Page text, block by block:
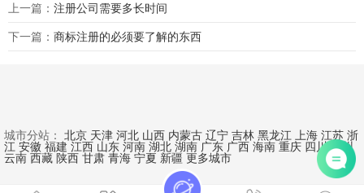
上一篇： 注册公司需要多长时间
下一篇： 商标注册的必须要了解的东西
城市分站： 北京 天津 河北 山西 内蒙古 辽宁 吉林 黑龙江 上海 江苏 浙
江 安徽 福建 江西 山东 河南 湖北 湖南 广东 广西 海南 重庆 四川 贵州
云南 西藏 陕西 甘肃 青海 宁夏 新疆 更多城市